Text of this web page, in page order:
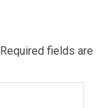
Required fields are